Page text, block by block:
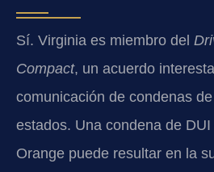
Sí. Virginia es miembro del
Compact, un acuerdo
comunicación de condenas
estados. Una condena de
Orange puede resultar en la